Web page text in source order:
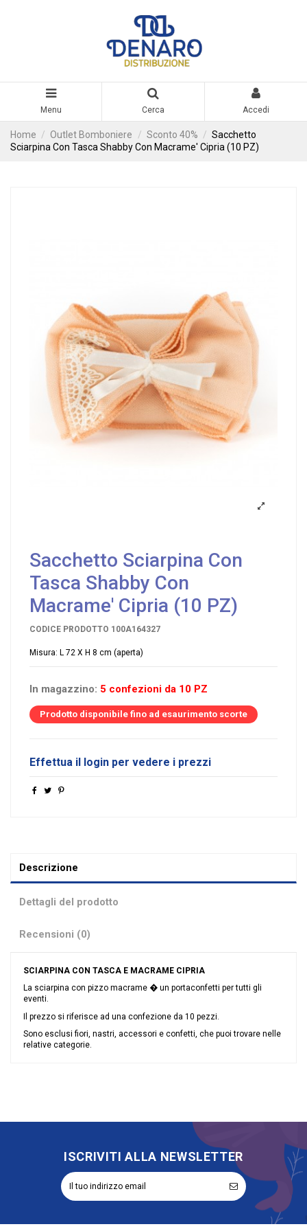
Menu Cerca Accedi
Home Outlet Bomboniere Sconto 40%
Sacchetto
Sciarpina Con Tasca Shabby Con Macrame' Cipria (10 PZ)
Sacchetto Sciarpina Con
Tasca Shabby Con
Macrame' Cipria (10 PZ)
CODICE PRODOTTO 100A164327
Misura: L 72 X H 8 cm (aperta)
In magazzino: 5 confezioni da 10 PZ
Prodotto disponibile fino ad esaurimento scorte
Effettua il login per vedere i prezzi
Descrizione
Dettagli del prodotto
Recensioni (0)
SCIARPINA CON TASCA E MACRAME CIPRIA
La sciarpina con pizzo macrame � un portaconfetti per tutti gli
eventi.
Il prezzo si riferisce ad una confezione da 10 pezzi.
Sono esclusi fiori, nastri, accessori e confetti, che puoi trovare nelle
relative categorie.
Categoria Prodotto Sacchetti
ISCRIVITI ALLA NEWSLETTER